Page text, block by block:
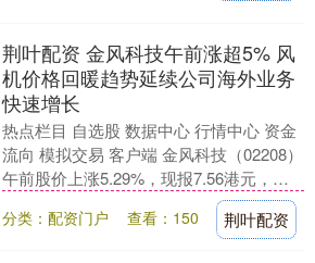
荆叶配资 金风科技午前涨超5% 风
机价格回暖趋势延续公司海外业务
快速增长
热点栏目 自选股 数据中心 行情中心 资金
流向 模拟交易 客户端 金风科技（02208）
午前股价上涨5.29%，现报7.56港元，成
分类：配资门户 查看：150 荆叶配资